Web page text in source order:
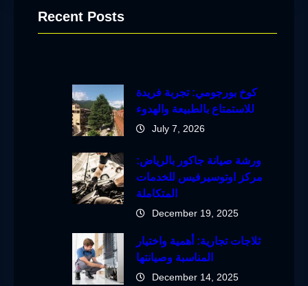
Recent Posts
كوخ بورجومي: تجربة فريدة
للاستمتاع بالطبيعة والهدوء
July 7, 2026
ورشة صيانة جاكور بالرياض:
مركز اوتوسيرفيس للخدمات
المتكاملة
December 19, 2025
ثلاجات تجارية: أهمية واختيار
المناسبة وصيانتها
December 14, 2025